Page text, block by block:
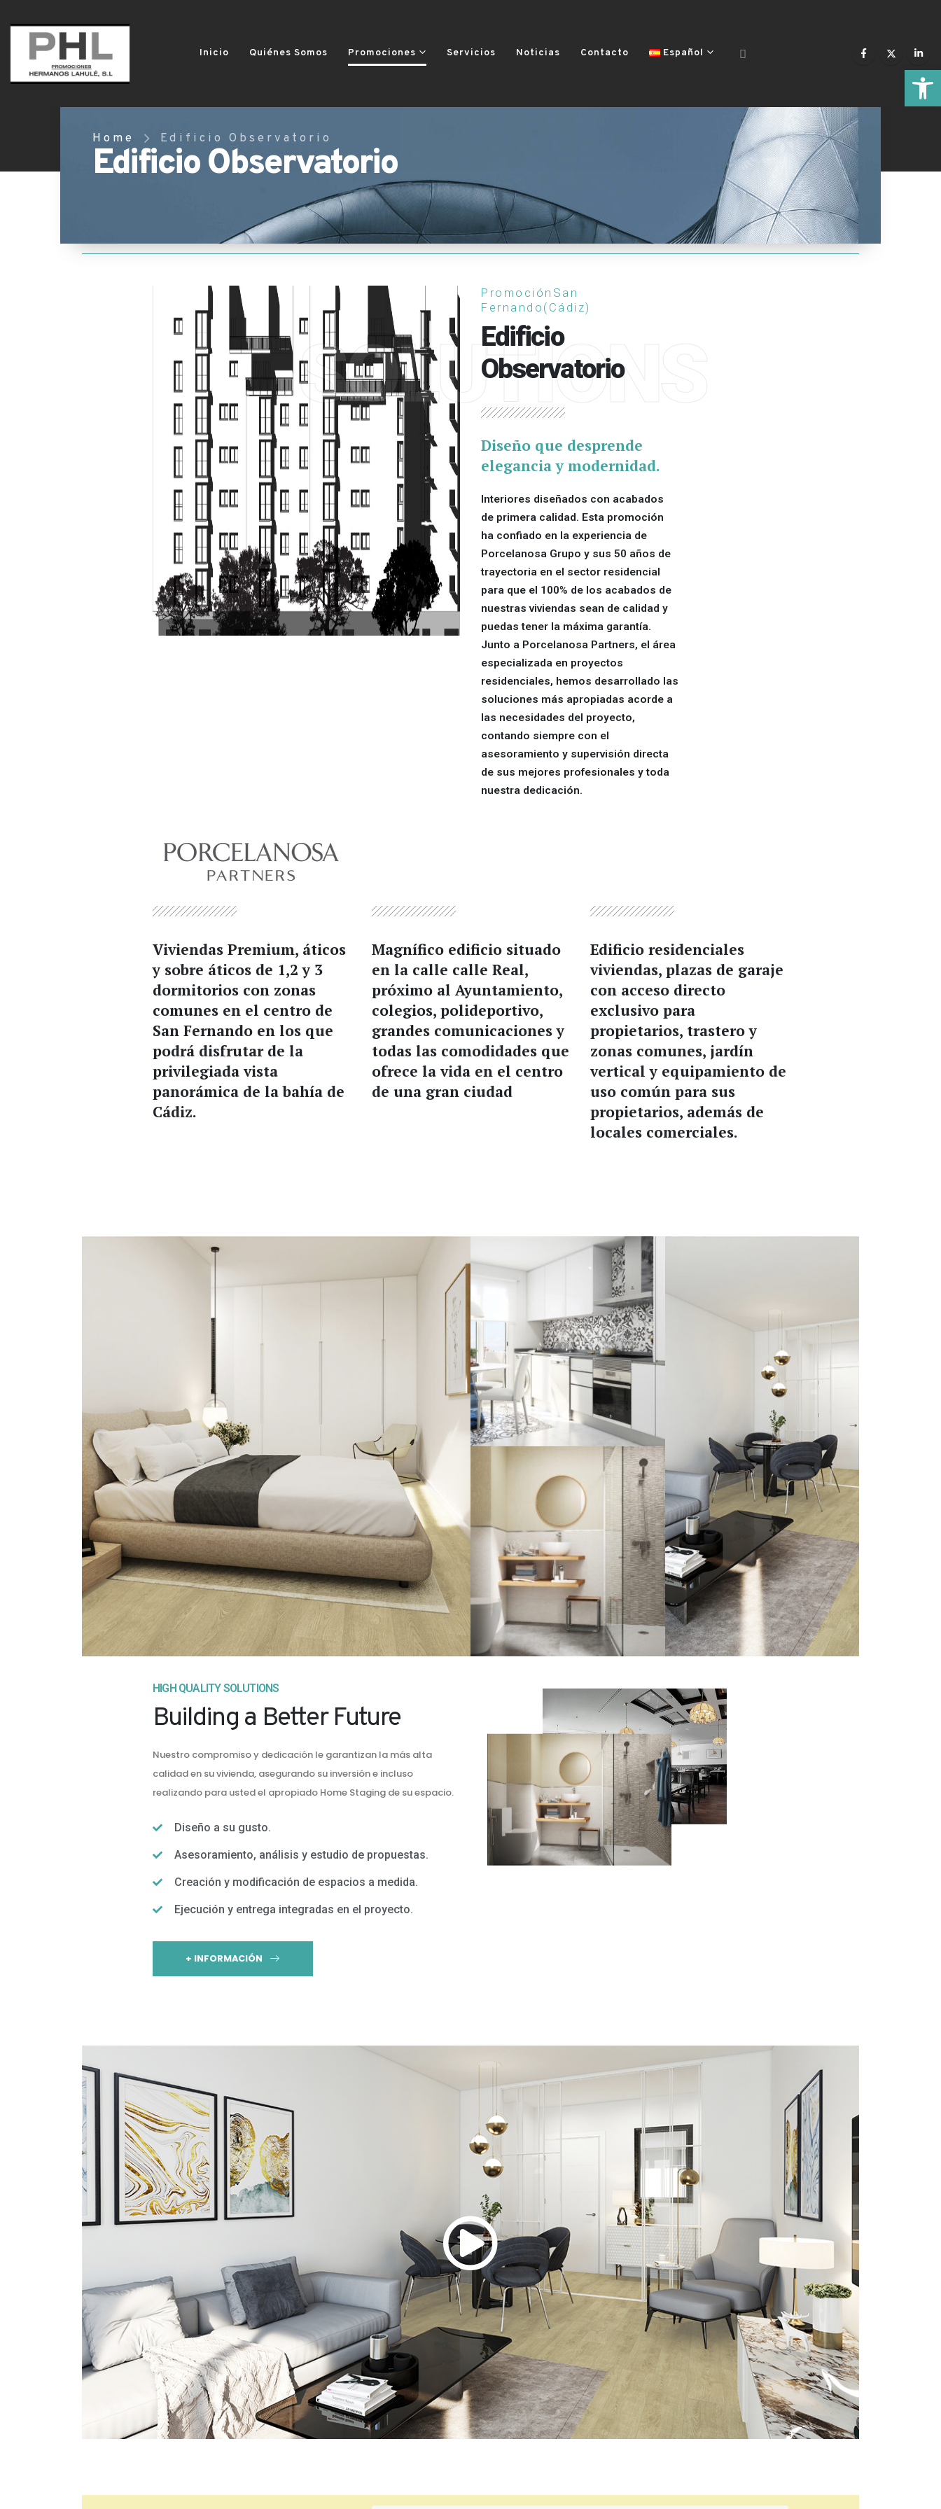
Inicio Quiénes Somos Promociones Servicios Noticias Contacto Español
Home Edificio Observatorio
Edificio Observatorio
SOLUTIONS
PromociónSan
Fernando(Cádiz)
Edificio
Observatorio
Diseño que desprende
elegancia y modernidad.
Interiores diseñados con acabados
de primera calidad. Esta promoción
ha confiado en la experiencia de
Porcelanosa Grupo y sus 50 años de
trayectoria en el sector residencial
para que el 100% de los acabados de
nuestras viviendas sean de calidad y
puedas tener la máxima garantía.
Junto a Porcelanosa Partners, el área
especializada en proyectos
residenciales, hemos desarrollado las
soluciones más apropiadas acorde a
las necesidades del proyecto,
contando siempre con el
asesoramiento y supervisión directa
de sus mejores profesionales y toda
nuestra dedicación.
Viviendas Premium, áticos
y sobre áticos de 1,2 y 3
dormitorios con zonas
comunes en el centro de
San Fernando en los que
podrá disfrutar de la
privilegiada vista
panorámica de la bahía de
Cádiz.
Magnífico edificio situado
en la calle calle Real,
próximo al Ayuntamiento,
colegios, polideportivo,
grandes comunicaciones y
todas las comodidades que
ofrece la vida en el centro
de una gran ciudad
Edificio residenciales
viviendas, plazas de garaje
con acceso directo
exclusivo para
propietarios, trastero y
zonas comunes, jardín
vertical y equipamiento de
uso común para sus
propietarios, además de
locales comerciales.
HIGH QUALITY SOLUTIONS
Building a Better Future
Nuestro compromiso y dedicación le garantizan la más alta
calidad en su vivienda, asegurando su inversión e incluso
realizando para usted el apropiado Home Staging de su espacio.
Diseño a su gusto.
Asesoramiento, análisis y estudio de propuestas.
Creación y modificación de espacios a medida.
Ejecución y entrega integradas en el proyecto.
+ INFORMACIÓN